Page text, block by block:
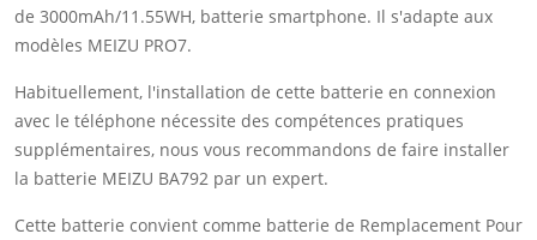
de 3000mAh/11.55WH, batterie smartphone. Il s'adapte aux
modèles MEIZU PRO7.
Habituellement, l'installation de cette batterie en connexion
avec le téléphone nécessite des compétences pratiques
supplémentaires, nous vous recommandons de faire installer
la batterie MEIZU BA792 par un expert.
Cette batterie convient comme batterie de Remplacement Pour